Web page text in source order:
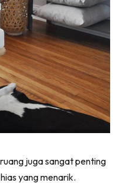
juga sangat penting
yang menarik.